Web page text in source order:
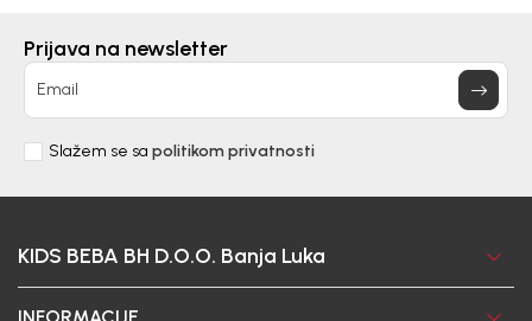
Prijava na newsletter
Email
Slažem se sa politikom privatnosti
KIDS BEBA BH D.O.O. Banja Luka